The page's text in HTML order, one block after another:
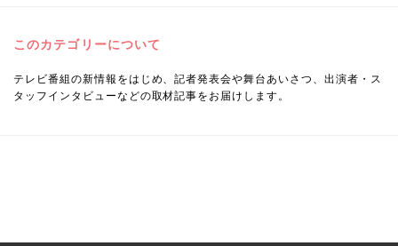
このカテゴリーについて
テレビ番組の新情報をはじめ、記者発表会や舞台あいさつ、出演者・ス
タッフインタビューなどの取材記事をお届けします。